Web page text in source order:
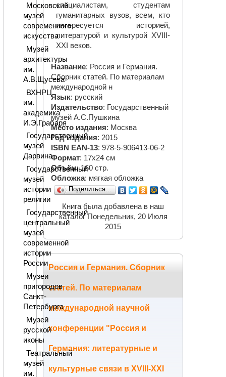
специалистам, студентам
гуманитарных вузов, всем, кто
интересуется историей,
литературой и культурой XVIII-
XXI веков.
Название: Россия и Германия.
Сборник статей. По материалам
международной н
Язык: русский
Издательство: Государственный
музей А.С.Пушкина
Место издания: Москва
Год издания: 2015
ISBN EAN-13: 978-5-906413-06-2
Формат: 17х24 см
Объём: 160 стр.
Обложка: мягкая обложка
Поделиться…
Книга была добавлена в наш
каталог Понедельник, 20 Июля
2015
Россия и Германия. Сборник
статей. По материалам
международной научной
конференции "Россия и
Германия: литературные и
культурные связи в XVIII-XXI
Московский
музей
современного
искусства
Музей
архитектуры
им.
А.В.Щусева
ВХНРЦ
им.
академика
И.Э.Грабаря
Государственный
музей
Дарвина
Государственный
музей
истории
религии
Государственный
центральный
музей
современной
истории
России
Музеи
пригородов
Санкт-
Петербурга
Музей
русской
иконы
Театральный
музей
им.